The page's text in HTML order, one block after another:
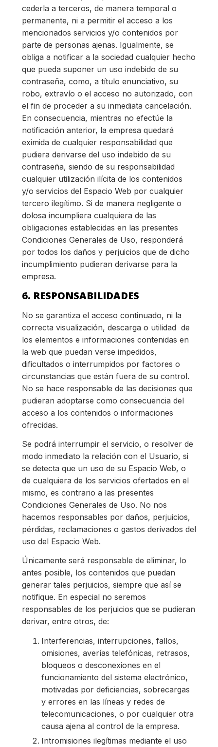
cederla a terceros, de manera temporal o
permanente, ni a permitir el acceso a los
mencionados servicios y/o contenidos por
parte de personas ajenas. Igualmente, se
obliga a notificar a la sociedad cualquier hecho
que pueda suponer un uso indebido de su
contraseña, como, a título enunciativo, su
robo, extravío o el acceso no autorizado, con
el fin de proceder a su inmediata cancelación.
En consecuencia, mientras no efectúe la
notificación anterior, la empresa quedará
eximida de cualquier responsabilidad que
pudiera derivarse del uso indebido de su
contraseña, siendo de su responsabilidad
cualquier utilización ilícita de los contenidos
y/o servicios del Espacio Web por cualquier
tercero ilegítimo. Si de manera negligente o
dolosa incumpliera cualquiera de las
obligaciones establecidas en las presentes
Condiciones Generales de Uso, responderá
por todos los daños y perjuicios que de dicho
incumplimiento pudieran derivarse para la
empresa.
6. RESPONSABILIDADES
No se garantiza el acceso continuado, ni la
correcta visualización, descarga o utilidad de
los elementos e informaciones contenidas en
la web que puedan verse impedidos,
dificultados o interrumpidos por factores o
circunstancias que están fuera de su control.
No se hace responsable de las decisiones que
pudieran adoptarse como consecuencia del
acceso a los contenidos o informaciones
ofrecidas.
Se podrá interrumpir el servicio, o resolver de
modo inmediato la relación con el Usuario, si
se detecta que un uso de su Espacio Web, o
de cualquiera de los servicios ofertados en el
mismo, es contrario a las presentes
Condiciones Generales de Uso. No nos
hacemos responsables por daños, perjuicios,
pérdidas, reclamaciones o gastos derivados del
uso del Espacio Web.
Únicamente será responsable de eliminar, lo
antes posible, los contenidos que puedan
generar tales perjuicios, siempre que así se
notifique. En especial no seremos
responsables de los perjuicios que se pudieran
derivar, entre otros, de:
Interferencias, interrupciones, fallos,
omisiones, averías telefónicas, retrasos,
bloqueos o desconexiones en el
funcionamiento del sistema electrónico,
motivadas por deficiencias, sobrecargas
y errores en las líneas y redes de
telecomunicaciones, o por cualquier otra
causa ajena al control de la empresa.
Intromisiones ilegítimas mediante el uso